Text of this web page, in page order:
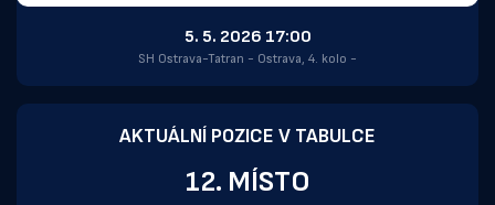
5. 5. 2026 17:00
SH Ostrava-Tatran - Ostrava, 4. kolo -
AKTUÁLNÍ POZICE V TABULCE
12. MÍSTO